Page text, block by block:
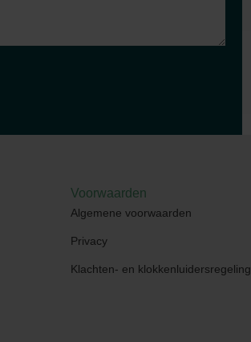
Voorwaarden
Algemene voorwaarden
Privacy
Klachten- en klokkenluidersregeling